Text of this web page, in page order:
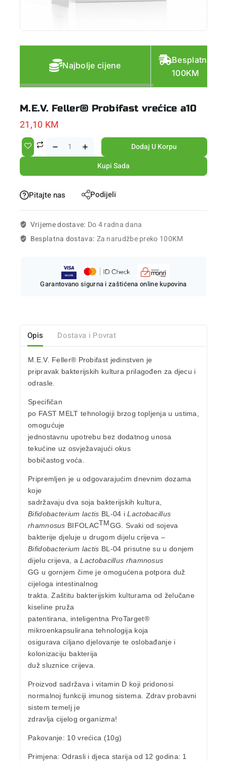
Najbolje cijene
Besplatna
100KM
M.E.V. Feller® Probifast vrećice a10
21,10 KM
Dodaj U Korpu
Kupi Sada
Pitajte nas Podijeli
Vrijeme dostave: Do 4 radna dana
Besplatna dostava: Za narudžbe preko 100KM
Garantovano sigurna i zaštićena online kupovina
Opis Dostava i Povrat
M.E.V. Feller® Probifast jedinstven je
pripravak bakterijskih kultura prilagođen za djecu i
odrasle.
Specifičan
po FAST MELT tehnologiji brzog topljenja u ustima,
omogućuje
jednostavnu upotrebu bez dodatnog unosa
tekućine uz osvježavajući okus
bobičastog voća.
Pripremljen je u odgovarajućim dnevnim dozama
koje
sadržavaju dva soja bakterijskih kultura,
Bifidobacterium lactis BL-04 iLactobacillus
rhamnosus BIFOLACTMGG. Svaki od sojeva
bakterije djeluje u drugom dijelu crijeva –
Bifidobacterium lactis BL-04 prisutne su u donjem
dijelu crijeva, aLactobacillus rhamnosus
GG u gornjem čime je omogućena potpora duž
cijeloga intestinalnog
trakta. Zaštitu bakterijskim kulturama od želučane
kiseline pruža
patentirana, inteligentna ProTarget®
mikroenkapsulirana tehnologija koja
osigurava ciljano djelovanje te oslobađanje i
kolonizaciju bakterija
duž sluznice crijeva.
Proizvod sadržava i vitamin D koji pridonosi
normalnoj funkciji imunog sistema. Zdrav probavni
sistem temelj je
zdravlja cijelog organizma!
Pakovanje: 10 vrećica (10g)
Primjena:Odrasli i djeca starija od 12 godina: 1